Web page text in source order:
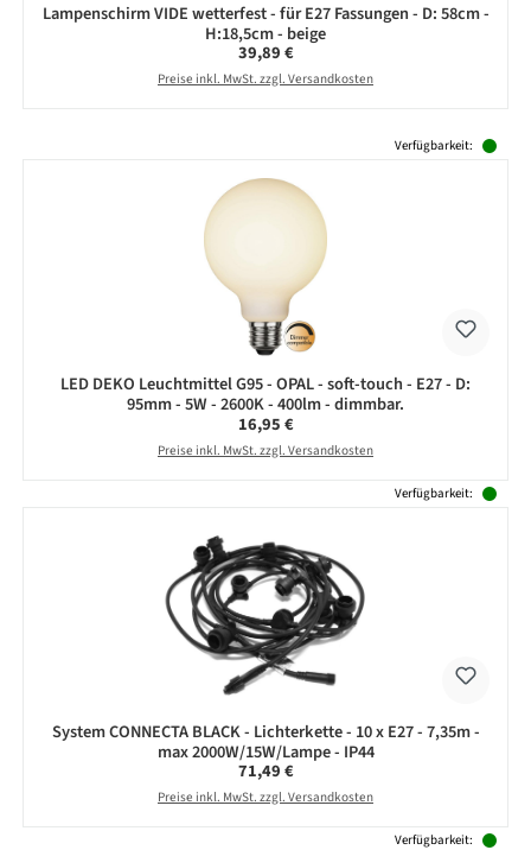
Lampenschirm VIDE wetterfest - für E27 Fassungen - D: 58cm -
H:18,5cm - beige
Regulärer Preis:
39,89 €
Preise inkl. MwSt. zzgl. Versandkosten
Verfügbarkeit:
LED DEKO Leuchtmittel G95 - OPAL - soft-touch - E27 - D:
95mm - 5W - 2600K - 400lm - dimmbar.
Regulärer Preis:
16,95 €
Preise inkl. MwSt. zzgl. Versandkosten
Verfügbarkeit:
System CONNECTA BLACK - Lichterkette - 10 x E27 - 7,35m -
max 2000W/15W/Lampe - IP44
Regulärer Preis:
71,49 €
Preise inkl. MwSt. zzgl. Versandkosten
Verfügbarkeit: